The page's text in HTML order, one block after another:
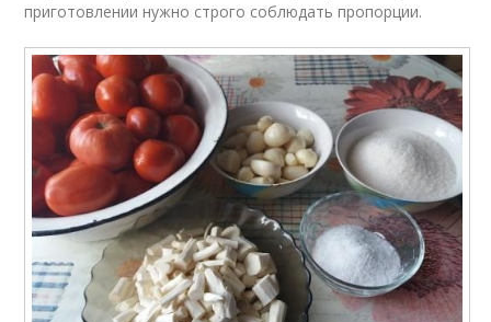
приготовлении нужно строго соблюдать пропорции.